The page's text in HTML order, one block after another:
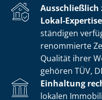
Lokal-
stän­di­gen
renommierte
Qualität ihrer
gehören TÜV,
Einhaltung
lokalen